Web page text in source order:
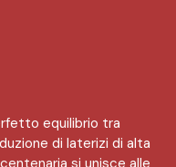
equilibrio tra
di laterizi di alta
si unisce alle